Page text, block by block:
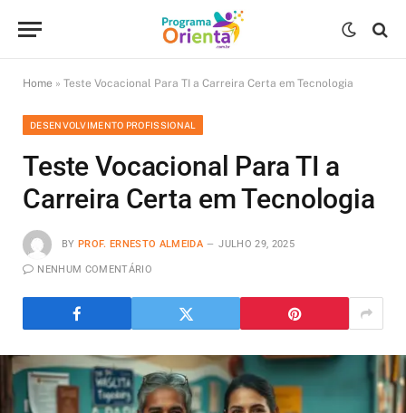
Home » Teste Vocacional Para TI a Carreira Certa em Tecnologia
DESENVOLVIMENTO PROFISSIONAL
Teste Vocacional Para TI a
Carreira Certa em Tecnologia
BY PROF. ERNESTO ALMEIDA JULHO 29, 2025
NENHUM COMENTÁRIO